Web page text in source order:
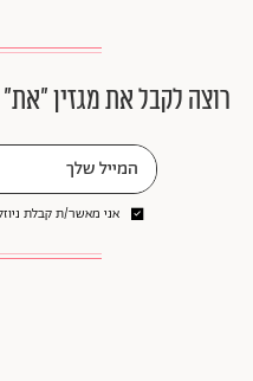
רוצה לקבל את מגזין
אני מאשר/ת קבלת